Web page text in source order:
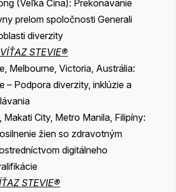
(Veľká Čína): Prekonávanie
prelom spoločnosti Generali
diverzity
STEVIE®
Melbourne, Victoria, Austrália:
– Podpora diverzity, inklúzie a
Makati City, Metro Manila, Filipíny:
žien so zdravotným
digitálneho
STEVIE®